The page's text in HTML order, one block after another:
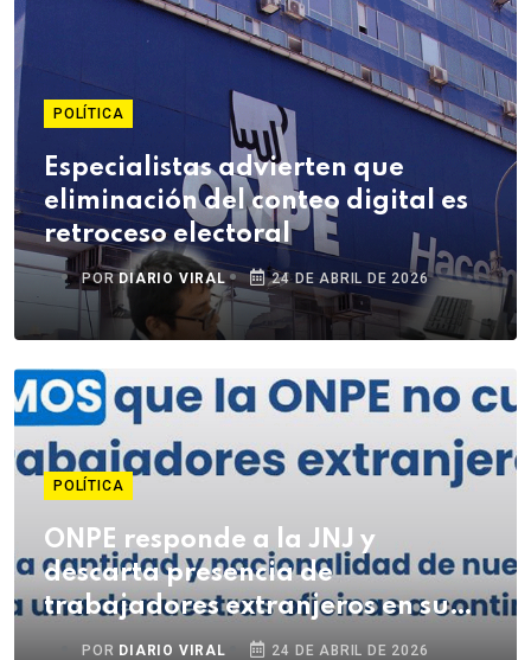
POLÍTICA
Especialistas advierten que
eliminación del conteo digital es
retroceso electoral
PORDIARIO VIRAL 24 DE ABRIL DE 2026
POLÍTICA
ONPE responde a la JNJ y
descarta presencia de
trabajadores extranjeros en su
institución
POR DIARIO VIRAL 24 DE ABRIL DE 2026